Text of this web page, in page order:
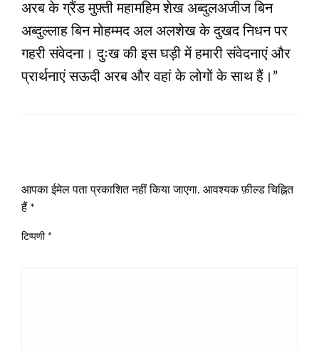
अरब के ग्रैंड मुफ़्ती महामहिम शेख अब्दुलअजीज बिन
अब्दुल्लाह बिन मोहम्मद अल अलशेख के दुखद निधन पर
गहरी संवेदना। दुःख की इस घड़ी में हमारी संवेदनाएं और
प्रार्थनाएं सऊदी अरब और वहां के लोगों के साथ हैं।”
आपका ईमेल पता प्रकाशित नहीं किया जाएगा. आवश्यक फ़ील्ड चिह्नित
हैं *
टिप्पणी *